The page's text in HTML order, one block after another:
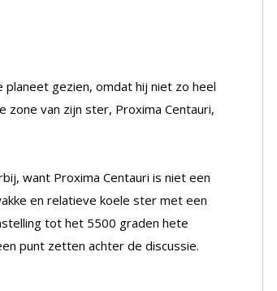
gezien, omdat hij niet zo heel
zone van zijn ster, Proxima Centauri,
want Proxima Centauri is niet een
en relatieve koele ster met een
tot het 5500 graden hete
punt zetten achter de discussie.